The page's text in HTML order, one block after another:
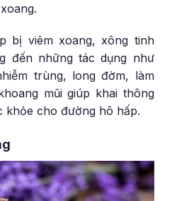
bị viêm xoang, xông tinh
đến những tác dụng như
trùng, long đờm, làm
mũi giúp khai thông
khỏe cho đường hô hấp.